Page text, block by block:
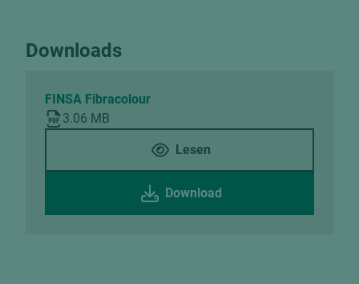
Downloads
FINSA Fibracolour
3.06 MB
Lesen
Download